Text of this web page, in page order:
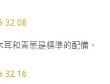
和青蔥是標準的配備。